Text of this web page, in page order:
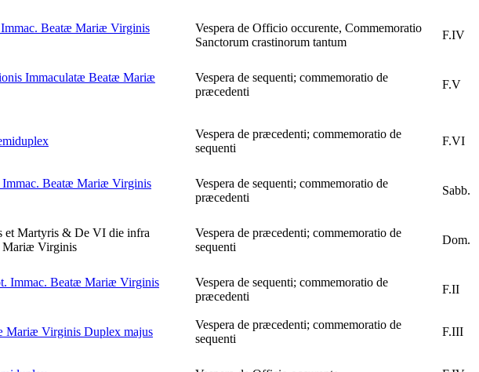
Beatæ Mariæ Virginis
Vespera de Officio occurente, Commemoratio
Sanctorum crastinorum tantum
F.IV
Immaculatæ Beatæ Mariæ
Vespera de sequenti; commemoratio de
præcedenti
F.V
Vespera de præcedenti; commemoratio de
sequenti
F.VI
Immac. Beatæ Mariæ Virginis
Vespera de sequenti; commemoratio de
præcedenti
Sabb.
et Martyris & De VI die infra
Mariæ Virginis
Vespera de præcedenti; commemoratio de
sequenti
Dom.
Immac. Beatæ Mariæ Virginis
Vespera de sequenti; commemoratio de
præcedenti
F.II
Mariæ Virginis Duplex majus
Vespera de præcedenti; commemoratio de
sequenti
F.III